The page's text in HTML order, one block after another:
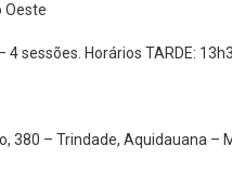
Oeste
sessões. Horários TARDE:
380 – Trindade, Aquidauana –